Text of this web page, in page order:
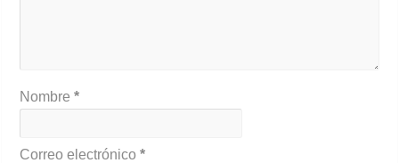
Nombre*
Correo electrónico*